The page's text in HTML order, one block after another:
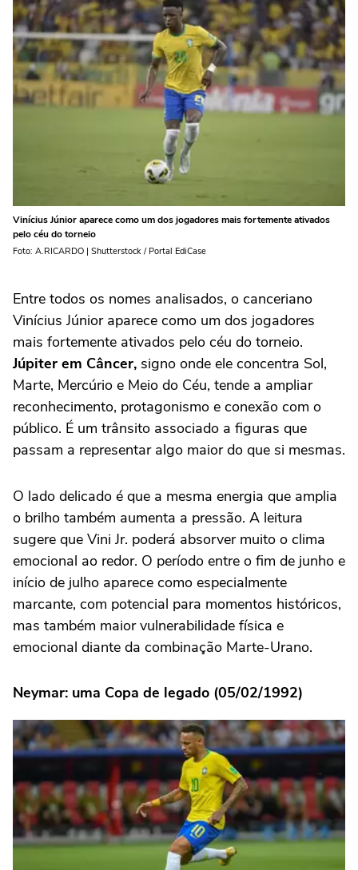
Vinícius Júnior aparece como um dos jogadores mais fortemente ativados
pelo céu do torneio
Foto: A.RICARDO | Shutterstock / Portal EdiCase
Entre todos os nomes analisados, o canceriano
Vinícius Júnior aparece como um dos jogadores
mais fortemente ativados pelo céu do torneio.
Júpiter em Câncer, signo onde ele concentra Sol,
Marte, Mercúrio e Meio do Céu, tende a ampliar
reconhecimento, protagonismo e conexão com o
público. É um trânsito associado a figuras que
passam a representar algo maior do que si mesmas.
O lado delicado é que a mesma energia que amplia
o brilho também aumenta a pressão. A leitura
sugere que Vini Jr. poderá absorver muito o clima
emocional ao redor. O período entre o fim de junho e
início de julho aparece como especialmente
marcante, com potencial para momentos históricos,
mas também maior vulnerabilidade física e
emocional diante da combinação Marte-Urano.
Neymar: uma Copa de legado (05/02/1992)